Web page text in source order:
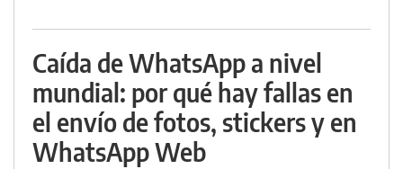
Caída de WhatsApp a nivel
mundial: por qué hay fallas en
el envío de fotos, stickers y en
WhatsApp Web